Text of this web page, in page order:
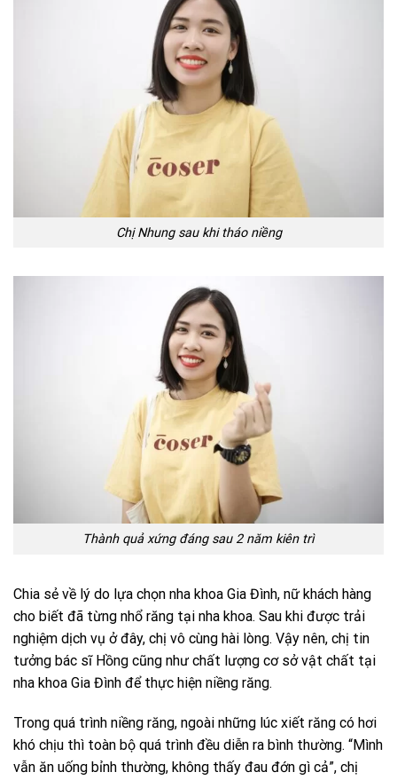
Chị Nhung sau khi tháo niềng
Thành quả xứng đáng sau 2 năm kiên trì
Chia sẻ về lý do lựa chọn nha khoa Gia Đình, nữ khách hàng
cho biết đã từng nhổ răng tại nha khoa. Sau khi được trải
nghiệm dịch vụ ở đây, chị vô cùng hài lòng. Vậy nên, chị tin
tưởng bác sĩ Hồng cũng như chất lượng cơ sở vật chất tại
nha khoa Gia Đình để thực hiện niềng răng.
Trong quá trình niềng răng, ngoài những lúc xiết răng có hơi
khó chịu thì toàn bộ quá trình đều diễn ra bình thường. “Mình
vẫn ăn uống bỉnh thường, không thấy đau đớn gì cả”, chị